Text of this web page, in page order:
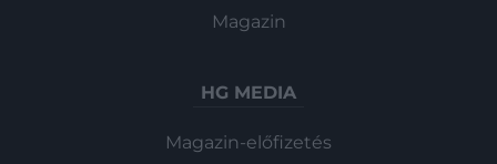
Magazin
HG MEDIA
Magazin-előfizetés